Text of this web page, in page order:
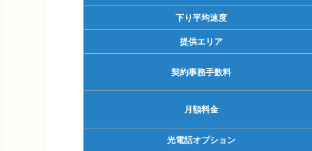
下り平均速度
提供エリア
契約事務手数料
月額料金
光電話オプション